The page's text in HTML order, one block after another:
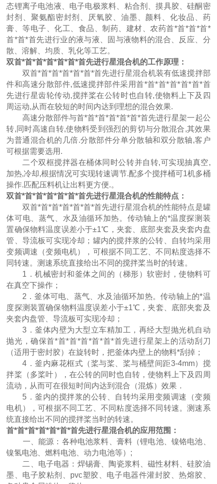
态锂离子电池液、电子电极浆料、粘合剂、摸具胶、硅酮密
封剂、聚氨酯密封剂、厌氧胶、油墨、颜料、化妆品、药
膏、等电子、化工、食品、制药、建材、农药首*首*首*首*
首*首*首先进行业的液与液、固与液物料的混合、反应、分
散、溶解、均质、乳化等工艺。
双首*首*首*首*首*首*首先进行星混合机的工作原理：
双首*首*首*首*首*首*首先进行星混合机装有低速搅拌部
件和高速分散部件,低速搅拌部件采用首*首*首*首*首*首*首
先进行星齿轮传动,搅拌桨在公转时也自转,使物料上下及四
周运动,从而在较短的时间内达到理想的混合效果.
高速分散部件与首*首*首*首*首*首*首先进行星架一起公
转,同时高速自转,使物料受到强烈的剪切与分散混合,其效果
为普通混合机的几倍.分散部件分单分散轴和双分散轴,客户
可根据需要选用.
二个双框搅拌器在桶体同时公转并自转,可实现抽真空,
加热,冷却,根据情况可实现转速调节.配多个搅拌桶可1机多桶
操作.匹配压料机让出料更方便.。
双首*首*首*首*首*首*首先进行星混合机的性能特点：
双首*首*首*首*首*首*首先进行星混合机的性能特点是罐
体可电、蒸气、水及油循环加热。传动轴上的*温度探测装
置确保物料温度误差小于±1℃，夹套、底部夹套及夹套内盘
管、导流板可实现冷却；罐内的搅拌浆的公转、自转均采用
变频调速（变频电机），可根据不同工艺、不同粘度选择不
同转速。测速系统直接给出不同的搅拌桨当时的转速。
1．机械密封和釜体之间的（梯形）软密封，使物料可
在真空下操作；
2．釜体可电、蒸气、水及油循环加热。传动轴上的*温
度探测装置确保物料温度误差小于±1℃，夹套、底部夹套及
夹套内盘管、导流板可实现冷却；
3．釜体内壁为大型立车精加工，再经大型抛光机自动
抛光，确保首*首*首*首*首*首*首先进行星架上的活动刮刀
（适用于密封胶）在旋转时，把釜体内壁上的物料*刮掉；
4．釜内麻花框式（桨与桨、桨与桶壁间距3-4mm）搅
拌桨（多桨叶），在公转的同时也自转，使物料上下及四周
流动，从而可在很短时间内达到混合（混炼）效果．
5．釜内的搅拌浆的公转、自转均采用变频调速（变频
电机），可根据不同工艺、不同粘度选择不同转速。测速系
统直接给出不同的搅拌桨当时的转速。
首*首*首*首*首*首*首先进行星混合机的应用范围：
一、能源：各种电池浆料、膏料（锂电池、镍铬电池、
镍氢电池、燃料电池、动力电池等）;
二、电子电器：焊锡膏、陶瓷浆料、磁性材料、硅胶油
墨、电子胶粘剂、pvc塑胶、电子电器件灌封胶、热熔胶、